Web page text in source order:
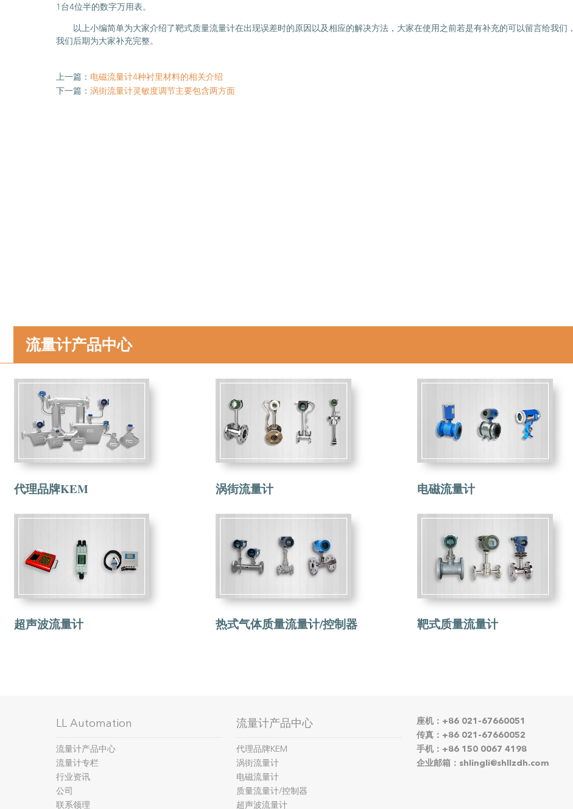
1台4位半的数字万用表。
以上小编简单为大家介绍了靶式质量流量计在出现误差时的原因以及相应的解决方法，大家在使用之前若是有补充的可以留言给我们，
我们后期为大家补充完整。
上一篇： 电磁流量计4种衬里材料的相关介绍
下一篇：涡街流量计灵敏度调节主要包含两方面
流量计产品中心
代理品牌KEM 涡街流量计 电磁流量计
超声波流量计 热式气体质量流量计/控制器 靶式质量流量计
LL Automation
流量计产品中心
流量计专栏
行业资讯
公司
联系领理
流量计产品中心
代理品牌KEM
涡街流量计
电磁流量计
质量流量计/控制器
超声波流量计
座机：+86 021-67660051
传真：+86 021-67660052
手机：+86 150 0067 4198
企业邮箱：shlingli@shllzdh.com